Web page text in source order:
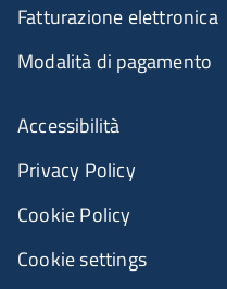
Fatturazione elettronica
Modalità di pagamento
Accessibilità
Privacy Policy
Cookie Policy
Cookie settings